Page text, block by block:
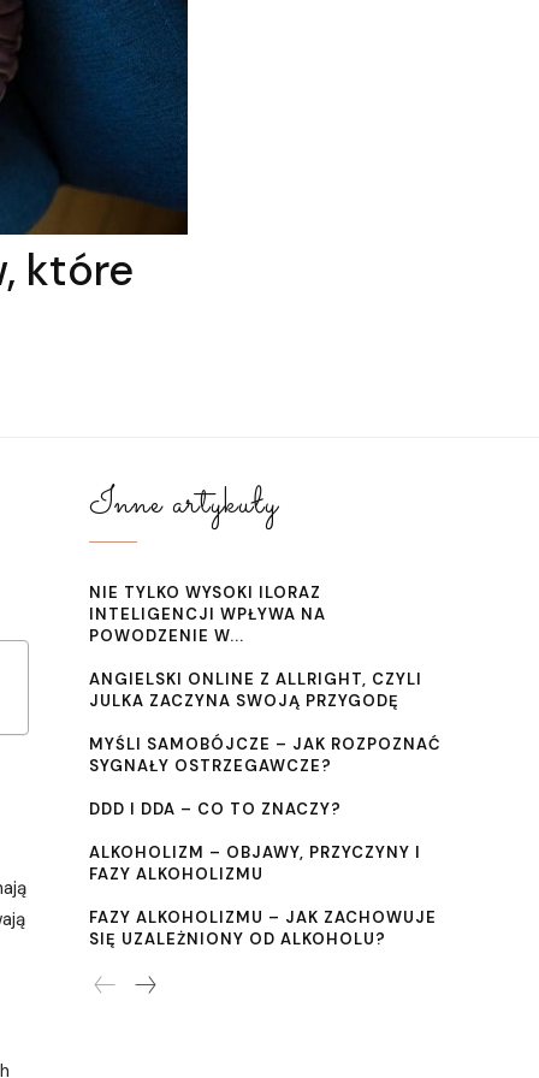
które
Inne artykuły
NIE TYLKO WYSOKI ILORAZ
INTELIGENCJI WPŁYWA NA
POWODZENIE W...
ANGIELSKI ONLINE Z ALLRIGHT, CZYLI
JULKA ZACZYNA SWOJĄ PRZYGODĘ
MYŚLI SAMOBÓJCZE – JAK ROZPOZNAĆ
SYGNAŁY OSTRZEGAWCZE?
DDD I DDA – CO TO ZNACZY?
ALKOHOLIZM – OBJAWY, PRZYCZYNY I
FAZY ALKOHOLIZMU
FAZY ALKOHOLIZMU – JAK ZACHOWUJE
SIĘ UZALEŻNIONY OD ALKOHOLU?